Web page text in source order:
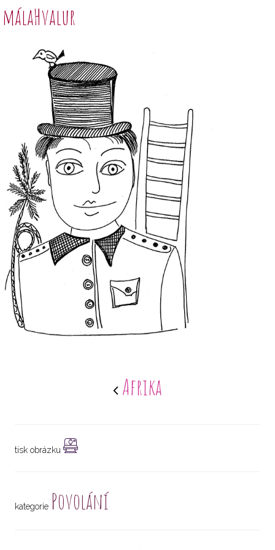
málaHvalur
Afrika
tisk obrázku
kategorie Povolání